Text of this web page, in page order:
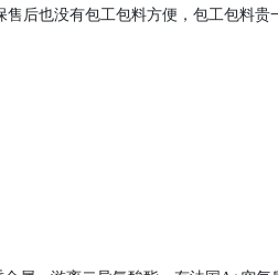
后也没有包工包料方便，包工包料贵